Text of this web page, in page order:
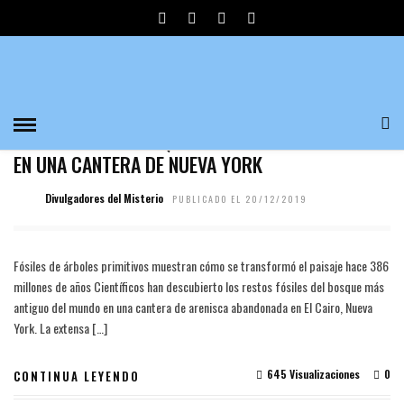
BOSQUE
DESCUBREN EL BOSQUE MÁS ANTIGUO DEL MUNDO
EN UNA CANTERA DE NUEVA YORK
Divulgadores del Misterio PUBLICADO EL 20/12/2019
Fósiles de árboles primitivos muestran cómo se transformó el paisaje hace 386
millones de años Científicos han descubierto los restos fósiles del bosque más
antiguo del mundo en una cantera de arenisca abandonada en El Cairo, Nueva
York. La extensa […]
CONTINUA LEYENDO 0
645 Visualizaciones